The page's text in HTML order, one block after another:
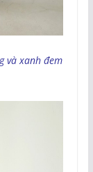
và xanh đem